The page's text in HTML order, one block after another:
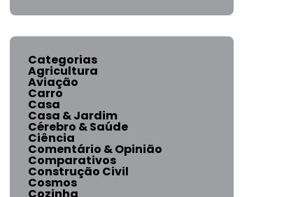
Categorias
Agricultura
Aviação
Carro
Casa
Casa & Jardim
Cérebro & Saúde
Ciência
Comentário & Opinião
Comparativos
Construção Civil
Cosmos